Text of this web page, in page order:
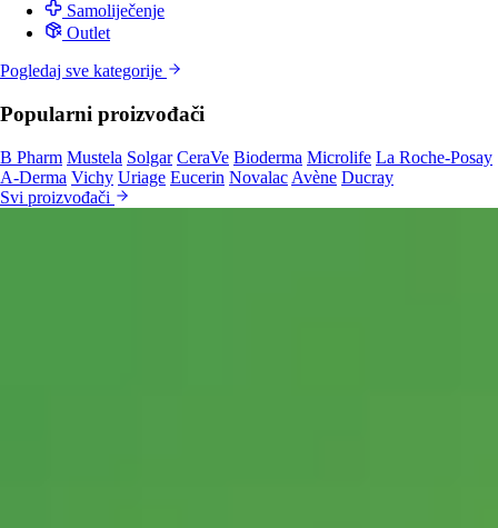
Samoliječenje
Outlet
Pogledaj sve kategorije
Popularni proizvođači
B Pharm Mustela Solgar CeraVe Bioderma Microlife La Roche-Posay
A-Derma Vichy Uriage Eucerin Novalac Avène Ducray
Svi proizvođači